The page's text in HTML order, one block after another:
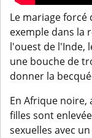
Le mariage forcé
exemple dans la
l'ouest de l'Inde,
une bouche de
donner la
En Afrique noire,
filles sont
sexuelles avec